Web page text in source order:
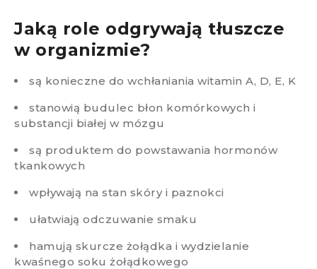
Jaką role odgrywają tłuszcze
w organizmie?​
są konieczne do wchłaniania witamin A, D, E, K
stanowią budulec błon komórkowych i
substancji białej w mózgu
są produktem do powstawania hormonów
tkankowych
wpływają na stan skóry i paznokci
ułatwiają odczuwanie smaku
hamują skurcze żołądka i wydzielanie
kwaśnego soku żołądkowego